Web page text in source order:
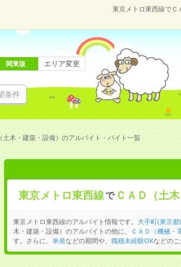
東京メトロ東西線でＣ
条件
関東版 エリア変更
木・建築・設備）のアルバイト・バイト一覧
東京メトロ東西線で ＣＡＤ（土
東京メトロ東西線のアルバイト情報です。 大手町(東京都)
木・建築・設備）のアルバイトの他に、
ＣＡＤ（機械・
す。さらに、
単発などの期間や、 職種未経験OKなどのこ